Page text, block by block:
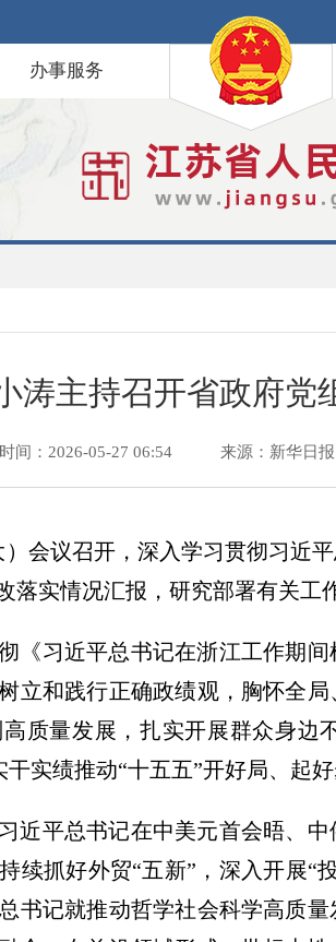
办事服务
涛主持召开省政府党
时间：2026-05-27 06:54 来源：新华日报
会议召开，深入学习贯彻习近
落实情况汇报，研究部署有关工
《习近平总书记在浙江工作期
立和践行正确政绩观，胸怀全
质量发展，扎实开展群众身边
实绩推动“十五五”开好局、起好
近平总书记在中美元首会晤、
续抓好外贸“五新”，深入开展“
书记就推动哲学社会科学高质